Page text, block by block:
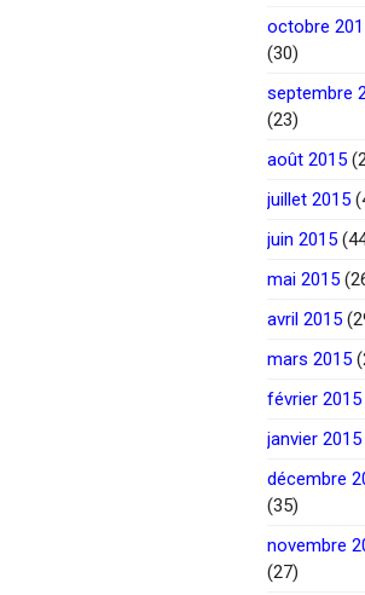
octobre
(30)
septembre
(23)
août 2015
juillet 2015
juin 2015
mai 2015
avril 2015
mars 2015
février 2015
janvier 2015
décembre
(35)
novembre
(27)